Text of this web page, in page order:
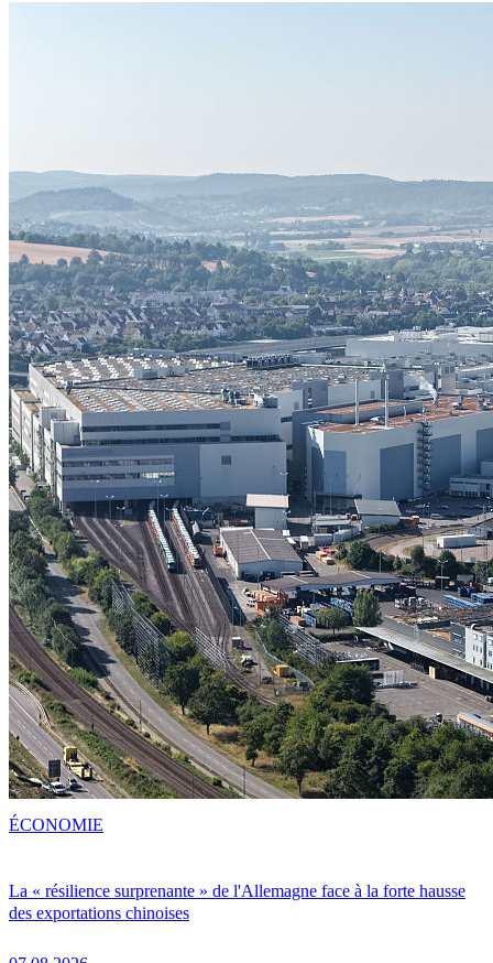
La « résilience surprenante » de l'Allemagne face à la forte hausse
des exportations chinoises
ÉCONOMIE